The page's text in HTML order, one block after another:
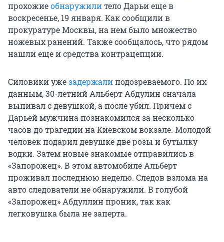
прохожиеобнаружилитело Дарьи еще в
воскресенье, 19 января. Как сообщили в
прокуратуре Москвы, на нем было множество
ножевых ранений. Также сообщалось, что рядом
нашли еще и средства контрацепции.
Силовики ужезадержалиподозреваемого. По их
данным, 30-летний Альберт Абдулин сначала
выпивал с девушкой, а после убил. Причем с
Дарьей мужчина познакомился за несколько
часов до трагедии на Киевском вокзале. Молодой
человек подарил девушке две розы и бутылку
водки. Затем новые знакомые отправились в
«Запорожец». В этом автомобиле Альберт
проживал последнюю неделю. Следов взлома на
авто следователи не обнаружили. В голубой
«Запорожец» Абдуллин проник, так как
легковушка была не заперта.